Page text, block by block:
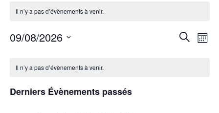
Il n’y a pas d’évènements à venir.
Recherche
Mois
09/08/2026
une
Il n’y a pas d’évènements à venir.
Derniers Évènements passés